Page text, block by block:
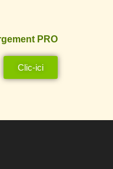
PRO
Clic-ici